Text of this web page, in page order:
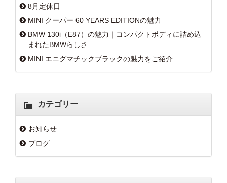
8月定休日
MINI クーパー 60 YEARS EDITIONの魅力
BMW 130i（E87）の魅力｜コンパクトボディに詰め込
まれたBMWらしさ
MINI エニグマチックブラックの魅力をご紹介
カテゴリー
お知らせ
ブログ